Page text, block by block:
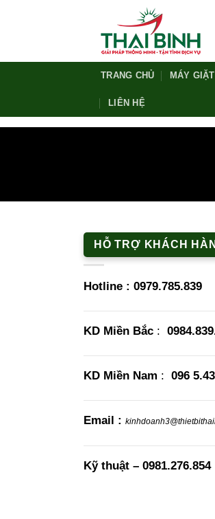
dung
TRANG CHỦ MÁY
LIÊN HỆ
HỖ TRỢ KHÁCH
Hotline : 0979.785.839
KD Miền Bắc :
KD Miền Nam : 096
Email :
Kỹ thuật – 0981.276.854